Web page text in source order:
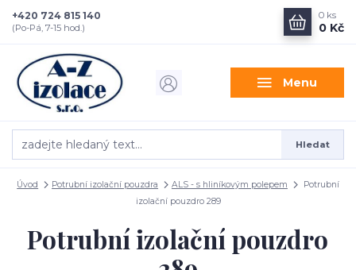
Menu
Hledat
+420 724 815 140
(Po-Pá, 7-15 hod.)
0 ks
0 Kč
Úvod Potrubní izolační pouzdra ALS - s hliníkovým polepem
Potrubní
izolační pouzdro 289
Potrubní izolační pouzdro